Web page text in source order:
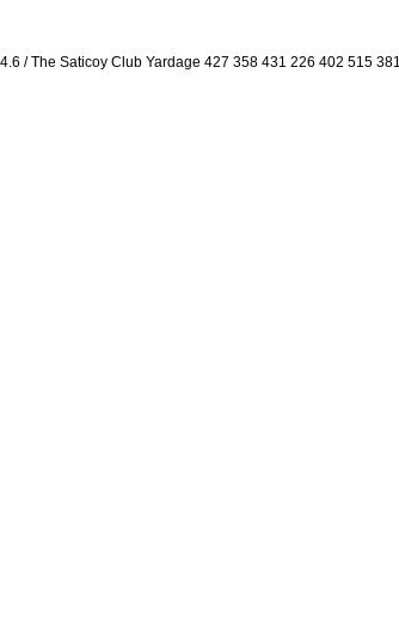
/ The Saticoy Club Yardage 427 358 431 226 402 515